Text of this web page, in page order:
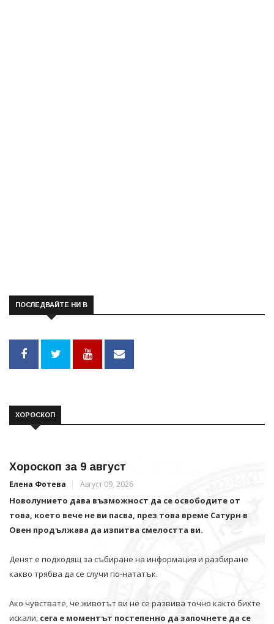
ПОСЛЕДВАЙТЕ НИ В
ХОРОСКОП
Хороскоп за 9 август
Елена Фотева Август 09, 2026
Новолунието дава възможност да се освободите от
това, което вече не ви пасва, през това време Сатурн в
Овен продължава да изпитва смелостта ви.
Денят е подходящ за събиране на информация и разбиране
какво трябва да се случи по-нататък.
Ако чувствате, че животът ви не се развива точно както бихте
искали, сега е моментът постепенно да започнете да се